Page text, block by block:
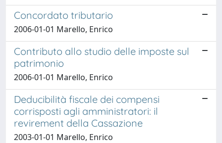
Concordato tributario
2006-01-01 Marello, Enrico
Contributo allo studio delle imposte sul
patrimonio
2006-01-01 Marello, Enrico
Deducibilità fiscale dei compensi
corrisposti agli amministratori: il
revirement della Cassazione
2003-01-01 Marello, Enrico